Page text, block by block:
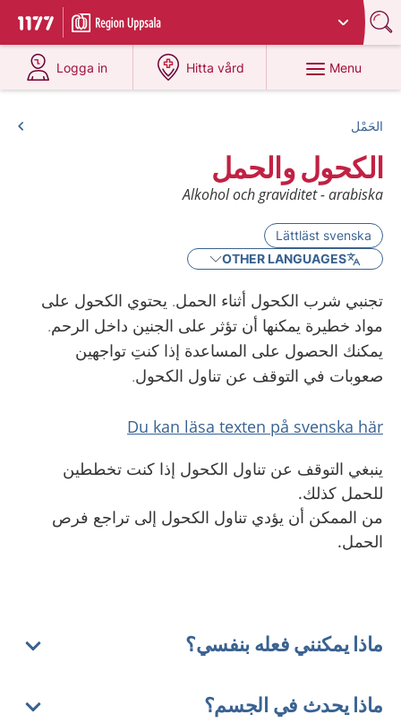
To start page for 1177
Du har valt region
Logga in
at 1177.se
Hitta vård
at 1177.se
Menu
الحَمْل
الكحول والحمل
Alkohol och graviditet - arabiska
Lättläst svenska
OTHER LANGUAGES
تجنبي شرب الكحول أثناء الحمل. يحتوي الكحول على
مواد خطيرة يمكنها أن تؤثر على الجنين داخل الرحم.
يمكنك الحصول على المساعدة إذا كنتِ تواجهين
صعوبات في التوقف عن تناول الكحول.
Du kan läsa texten på svenska här
ينبغي التوقف عن تناول الكحول إذا كنت تخططين
للحمل كذلك.
من الممكن أن يؤدي تناول الكحول إلى تراجع فرص
الحمل.
ماذا يمكنني فعله بنفسي؟
ماذا يحدث في الجسم؟